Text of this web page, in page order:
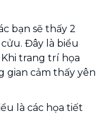
bạn sẽ thấy 2
Đây là biểu
trang trí họa
gian cảm thấy yên
là các họa tiết